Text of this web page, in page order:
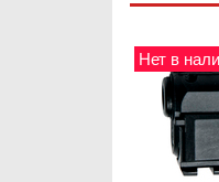
Нет в